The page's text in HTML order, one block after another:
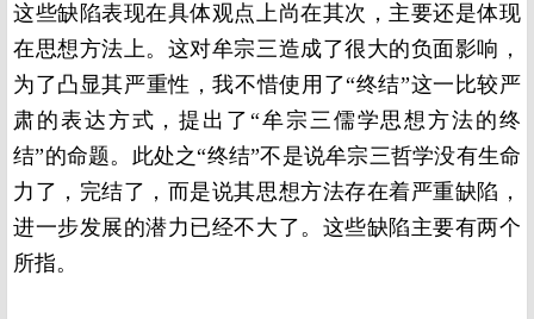
这些缺陷表现在具体观点上尚在其次，主要还是体现
在思想方法上。这对牟宗三造成了很大的负面影响，
为了凸显其严重性，我不惜使用了“终结”这一比较严
肃的表达方式，提出了“牟宗三儒学思想方法的终
结”的命题。此处之“终结”不是说牟宗三哲学没有生命
力了，完结了，而是说其思想方法存在着严重缺陷，
进一步发展的潜力已经不大了。这些缺陷主要有两个
所指。